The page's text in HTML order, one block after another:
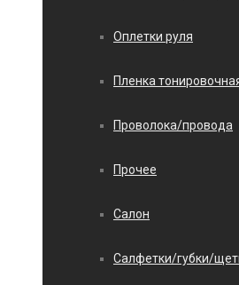
Оплетки руля
Пленка
Проволока/провода
Прочее
Салон
Салфетки/губки/